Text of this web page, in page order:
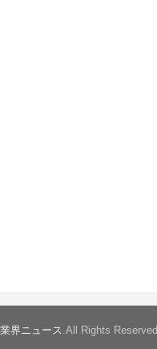
界ニュース .All Rights Reserved.